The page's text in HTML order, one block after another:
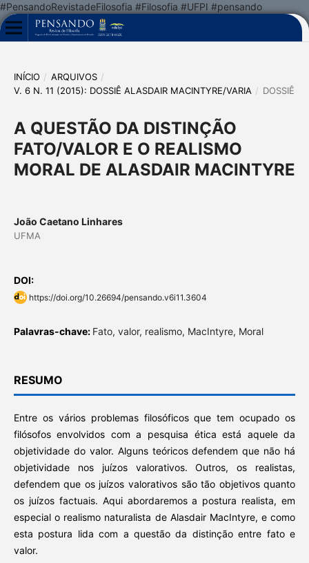
#PensandoRevistadeFilosofia #Filosofia #UFPI #pensando
INÍCIO / ARQUIVOS /
V. 6 N. 11 (2015): DOSSIÊ ALASDAIR MACINTYRE/VARIA / DOSSIÊ
A QUESTÃO DA DISTINÇÃO
FATO/VALOR E O REALISMO
MORAL DE ALASDAIR MACINTYRE
João Caetano Linhares
UFMA
DOI:
https://doi.org/10.26694/pensando.v6i11.3604
Palavras-chave: Fato, valor, realismo, MacIntyre, Moral
RESUMO
Entre os vários problemas filosóficos que tem ocupado os
filósofos envolvidos com a pesquisa ética está aquele da
objetividade do valor. Alguns teóricos defendem que não há
objetividade nos juízos valorativos. Outros, os realistas,
defendem que os juízos valorativos são tão objetivos quanto
os juízos factuais. Aqui abordaremos a postura realista, em
especial o realismo naturalista de Alasdair MacIntyre, e como
esta postura lida com a questão da distinção entre fato e
valor.